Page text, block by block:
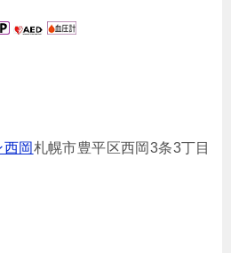
西岡札幌市豊平区西岡3条3丁目